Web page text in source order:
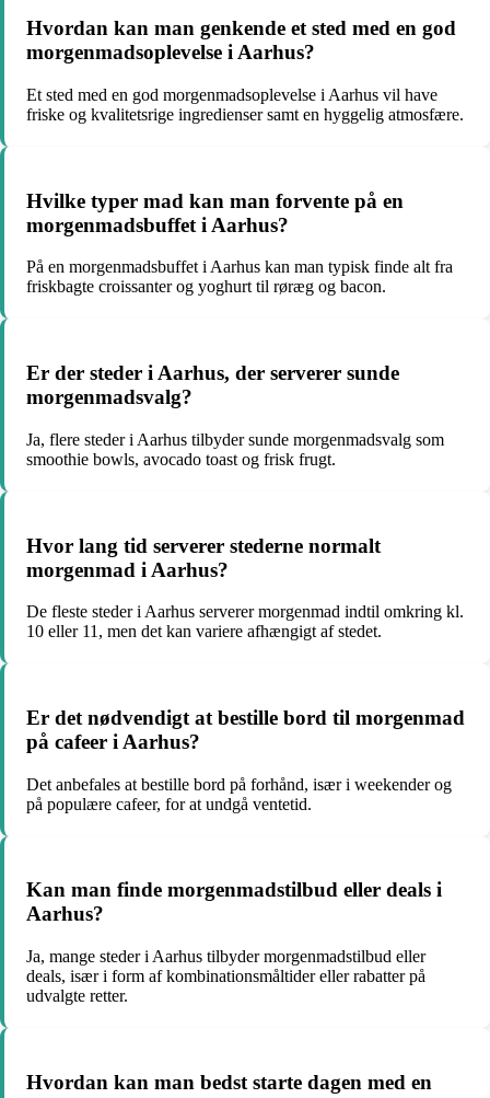
Hvordan kan man genkende et sted med en god
morgenmadsoplevelse i Aarhus?
Et sted med en god morgenmadsoplevelse i Aarhus vil have
friske og kvalitetsrige ingredienser samt en hyggelig atmosfære.
Hvilke typer mad kan man forvente på en
morgenmadsbuffet i Aarhus?
På en morgenmadsbuffet i Aarhus kan man typisk finde alt fra
friskbagte croissanter og yoghurt til røræg og bacon.
Er der steder i Aarhus, der serverer sunde
morgenmadsvalg?
Ja, flere steder i Aarhus tilbyder sunde morgenmadsvalg som
smoothie bowls, avocado toast og frisk frugt.
Hvor lang tid serverer stederne normalt
morgenmad i Aarhus?
De fleste steder i Aarhus serverer morgenmad indtil omkring kl.
10 eller 11, men det kan variere afhængigt af stedet.
Er det nødvendigt at bestille bord til morgenmad
på cafeer i Aarhus?
Det anbefales at bestille bord på forhånd, især i weekender og
på populære cafeer, for at undgå ventetid.
Kan man finde morgenmadstilbud eller deals i
Aarhus?
Ja, mange steder i Aarhus tilbyder morgenmadstilbud eller
deals, især i form af kombinationsmåltider eller rabatter på
udvalgte retter.
Hvordan kan man bedst starte dagen med en